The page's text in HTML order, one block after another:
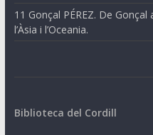
11 Gonçal PÉREZ. De
l’Àsia i l’Oceania.
Biblioteca del Cordill